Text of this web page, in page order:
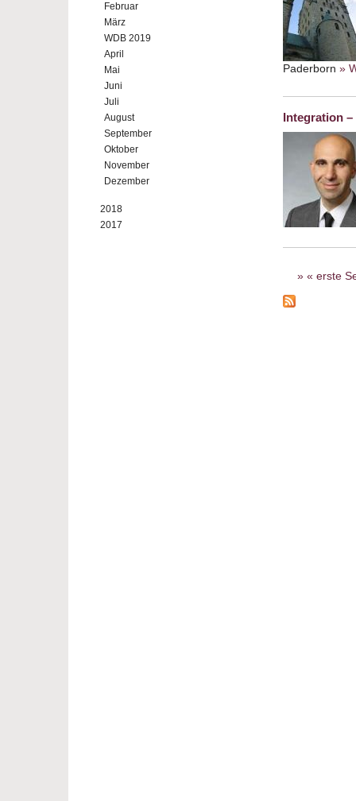
Februar
März
WDB 2019
April
Mai
Juni
Juli
August
September
Oktober
November
Dezember
2018
2017
Paderborn »
Integration
Seiten
« erste